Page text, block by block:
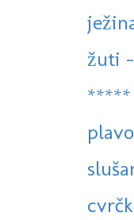
žuti
*****